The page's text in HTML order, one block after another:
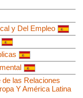
y Del Empleo
las Relaciones
Y América Latina